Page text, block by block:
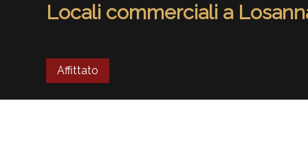
Locali commerciali a
Affittato